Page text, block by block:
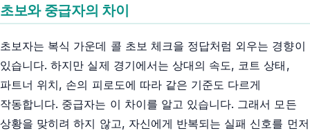
초보와 중급자의 차이
초보자는 복식 가운데 콜 초보 체크을 정답처럼 외우는 경향이
있습니다. 하지만 실제 경기에서는 상대의 속도, 코트 상태,
파트너 위치, 손의 피로도에 따라 같은 기준도 다르게
작동합니다. 중급자는 이 차이를 알고 있습니다. 그래서 모든
상황을 맞히려 하지 않고, 자신에게 반복되는 실패 신호를 먼저